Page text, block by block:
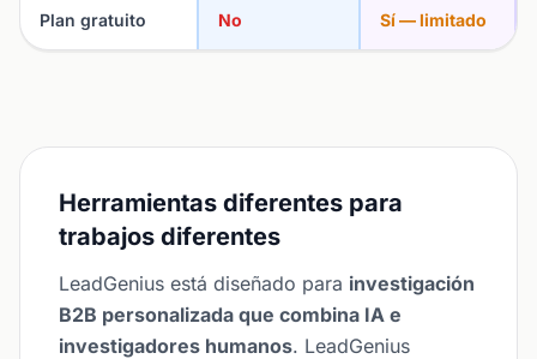
Plan gratuito No Sí — limitado
Herramientas diferentes para
trabajos diferentes
LeadGenius está diseñado para investigación
B2B personalizada que combina IA e
investigadores humanos. LeadGenius